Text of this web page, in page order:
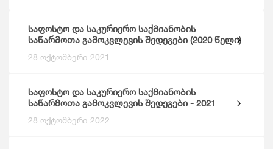
საფოსტო და საკურიერო საქმიანობის
საწარმოთა გამოკვლევის შედეგები (2020 წელი)
28 ოქტომბერი 2021
საფოსტო და საკურიერო საქმიანობის
საწარმოთა გამოკვლევის შედეგები - 2021
28 ოქტომბერი 2022